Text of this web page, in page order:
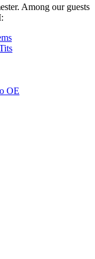
Among our guests
OE